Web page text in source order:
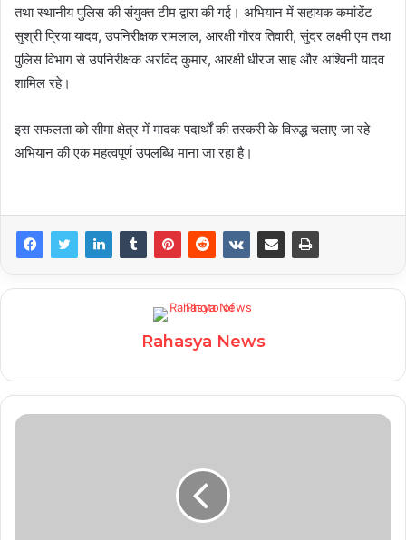
तथा स्थानीय पुलिस की संयुक्त टीम द्वारा की गई। अभियान में सहायक कमांडेंट
सुश्री प्रिया यादव, उपनिरीक्षक रामलाल, आरक्षी गौरव तिवारी, सुंदर लक्ष्मी एम तथा
पुलिस विभाग से उपनिरीक्षक अरविंद कुमार, आरक्षी धीरज साह और अश्विनी यादव
शामिल रहे।
इस सफलता को सीमा क्षेत्र में मादक पदार्थों की तस्करी के विरुद्ध चलाए जा रहे
अभियान की एक महत्वपूर्ण उपलब्धि माना जा रहा है।
Rahasya News